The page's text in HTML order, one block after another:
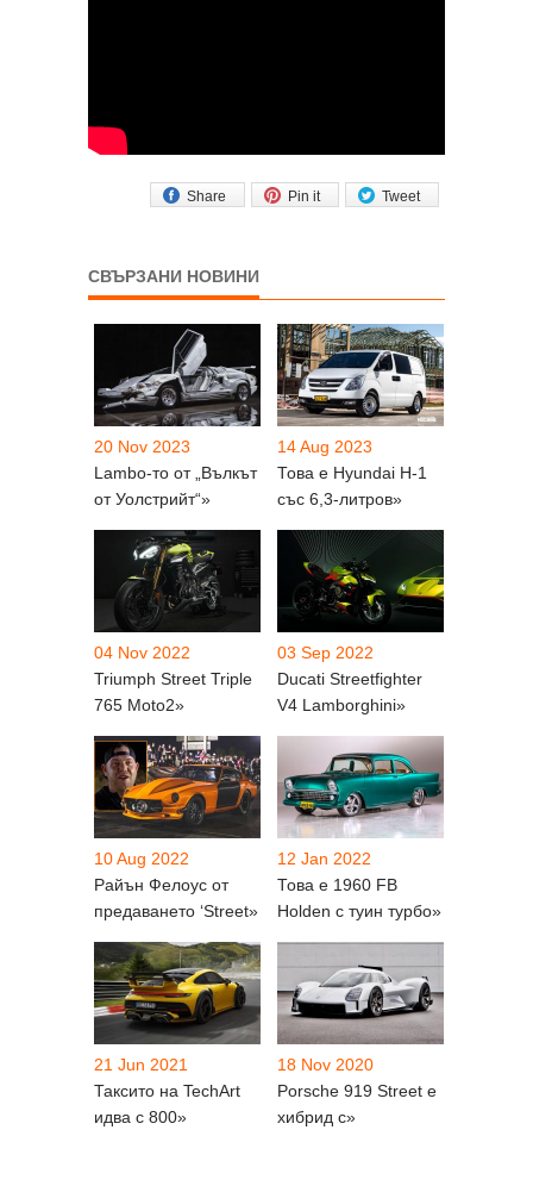
Tweet
Pin it
Share
СВЪРЗАНИ НОВИНИ
20 Nov 2023
Lambo-то от „Вълкът
от Уолстрийт“»
14 Aug 2023
Това е Hyundai H-1
със 6,3-литров»
04 Nov 2022
Triumph Street Triple
765 Moto2»
03 Sep 2022
Ducati Streetfighter
V4 Lamborghini»
10 Aug 2022
Райън Фелоус от
предаването ‘Street»
12 Jan 2022
Това е 1960 FB
Holden с туин турбо»
21 Jun 2021
Таксито на TechArt
идва с 800»
18 Nov 2020
Porsche 919 Street е
хибрид с»